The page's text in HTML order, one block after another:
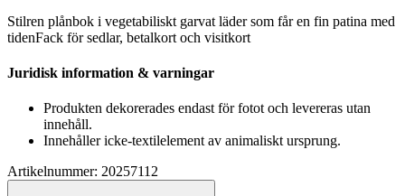
Stilren plånbok i vegetabiliskt garvat läder som får en fin patina med
tidenFack för sedlar, betalkort och visitkort
Juridisk information & varningar
Produkten dekorerades endast för fotot och levereras utan
innehåll.
Innehåller icke-textilelement av animaliskt ursprung.
Artikelnummer: 20257112